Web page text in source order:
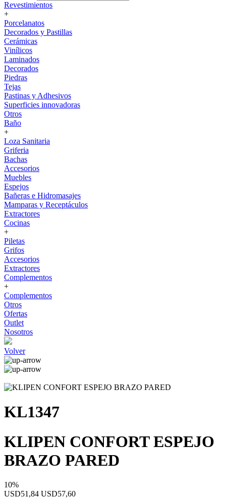
Revestimientos
+
Porcelanatos
Decorados y Pastillas
Cerámicas
Vinílicos
Laminados
Decorados
Piedras
Tejas
Pastinas y Adhesivos
Superficies innovadoras
Otros
Baño
+
Loza Sanitaria
Griferia
Bachas
Accesorios
Muebles
Espejos
Bañeras e Hidromasajes
Mamparas y Receptáculos
Extractores
Cocinas
+
Piletas
Grifos
Accesorios
Extractores
Complementos
+
Complementos
Otros
Ofertas
Outlet
Nosotros
Volver
KL1347
KLIPEN CONFORT ESPEJO
BRAZO PARED
10%
USD51,84 USD57,60